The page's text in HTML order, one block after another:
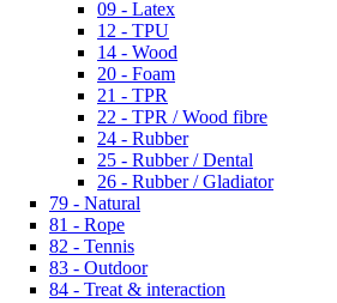
09 - Latex
12 - TPU
14 - Wood
20 - Foam
21 - TPR
22 - TPR / Wood fibre
24 - Rubber
25 - Rubber / Dental
26 - Rubber / Gladiator
79 - Natural
81 - Rope
82 - Tennis
83 - Outdoor
84 - Treat & interaction